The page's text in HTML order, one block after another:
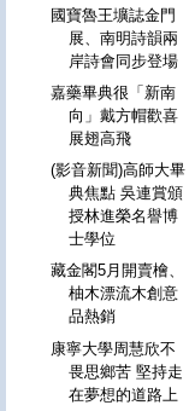
國寶魯王壙誌金門
展、南明詩韻兩
岸詩會同步登場
嘉藥畢典很「新南
向」戴方帽歡喜
展翅高飛
(影音新聞)高師大畢
典焦點 吳連賞頒
授林進榮名譽博
士學位
藏金閣5月開賣檜、
柚木漂流木創意
品熱銷
康寧大學周慧欣不
畏思鄉苦 堅持走
在夢想的道路上